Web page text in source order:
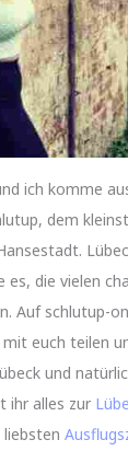
ich komme
dem
es, die vielen
Auf schlutup-
euch teilen
und
ihr alles zur
liebsten